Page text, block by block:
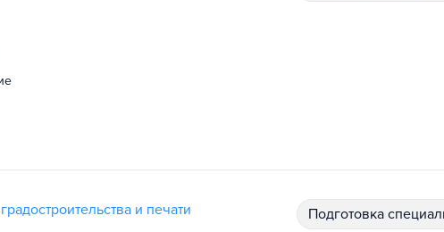
и печати подготовка